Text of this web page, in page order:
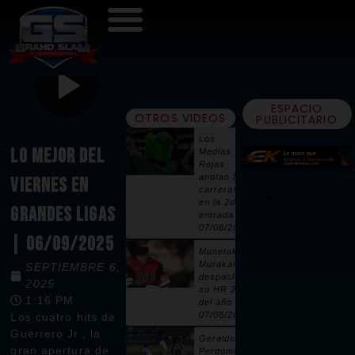
LO MEJOR DEL
VIERNES EN
GRANDES LIGAS
| 06/09/2025
SEPTIEMBRE 6,
2025
1:16 PM
Los cuatro hits de
Guerrero Jr., la
gran apertura de
OTROS VIDEOS
Los
Medias
Rojas
anotan 5
carreras
en la 2da
entrada |
07/08/2026
Munetaka
Murakami
despacha
su HR 25
del año |
07/08/2026
Geraldo
Perdomo
ESPACIO
PUBLICITARIO